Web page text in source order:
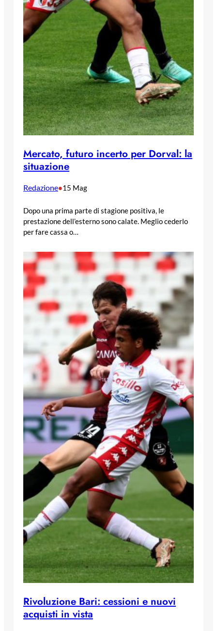
Mercato, futuro incerto per Dorval: la
situazione
Redazione•15 Mag
Dopo una prima parte di stagione positiva, le
prestazione dell’esterno sono calate. Meglio cederlo
per fare cassa o…
Rivoluzione Bari: cessioni e nuovi
acquisti in vista